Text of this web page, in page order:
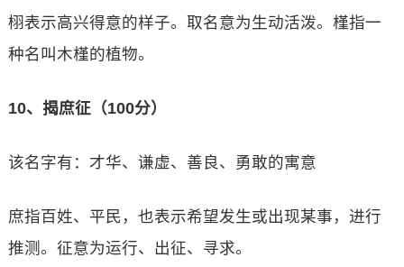
栩表示高兴得意的样子。取名意为生动活泼。槿指一
种名叫木槿的植物。
10、揭庶征（100分）
该名字有：才华、谦虚、善良、勇敢的寓意
庶指百姓、平民，也表示希望发生或出现某事，进行
推测。征意为运行、出征、寻求。